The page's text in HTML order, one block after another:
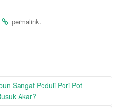
permalink.
Sangat Peduli Pori Pot
Akar?